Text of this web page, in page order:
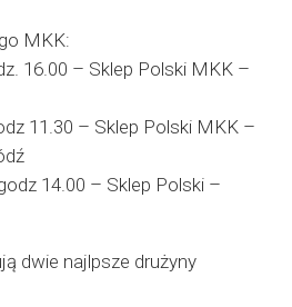
MKK:
16.00 – Sklep Polski MKK –
11.30 – Sklep Polski MKK –
14.00 – Sklep Polski –
dwie najlpsze drużyny